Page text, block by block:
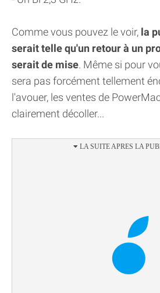
Comme vous pouvez le voir, la
serait telle qu'un retour à un
serait de mise. Même si pour
sera pas forcément tellement
l'avouer, les ventes de
clairement décoller...